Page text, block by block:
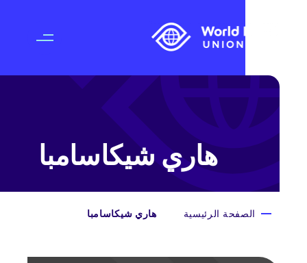
هاري شيكاسامبا
الصفحة الرئيسية هاري شيكاسامبا